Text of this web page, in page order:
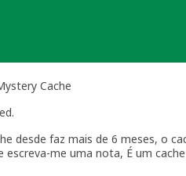
Cache
desde faz mais de 6 meses, o
escreva-me uma nota, É um